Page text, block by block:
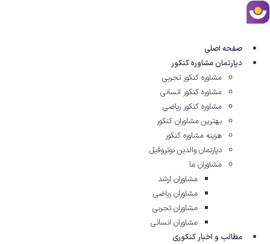
صفحه اصلی
دپارتمان مشاوره کنکور
مشاوره کنکور تجربی
مشاوره کنکور انسانی
مشاوره کنکور ریاضی
بهترین مشاوران کنکور
هزینه مشاوره کنکور
دپارتمان والدین نوتروفیل
مشاوران ما
مشاوران ارشد
مشاوران ریاضی
مشاوران تجربی
مشاوران انسانی
مطالب و اخبار کنکوری